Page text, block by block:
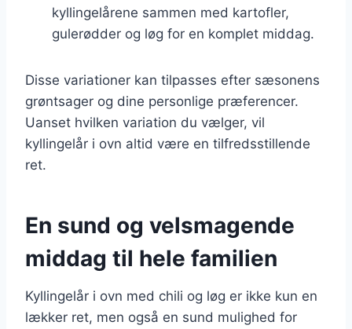
kyllingelårene sammen med kartofler,
gulerødder og løg for en komplet middag.
Disse variationer kan tilpasses efter sæsonens
grøntsager og dine personlige præferencer.
Uanset hvilken variation du vælger, vil
kyllingelår i ovn altid være en tilfredsstillende
ret.
En sund og velsmagende
middag til hele familien
Kyllingelår i ovn med chili og løg er ikke kun en
lækker ret, men også en sund mulighed for